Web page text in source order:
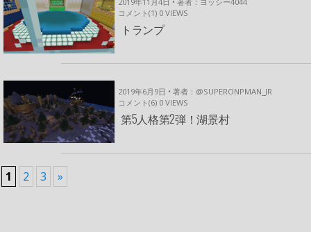
コメント(1) 0 VIEWS
トランプ
2019年6月9日 • 著者：@SUPERONPMAN_JR
コメント(6) 0 VIEWS
第5人格第2弾！湖景村
1 2 3 »